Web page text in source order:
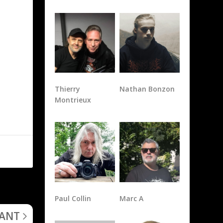
Thierry
Montrieux
Nathan Bonzon
Paul Collin Marc A